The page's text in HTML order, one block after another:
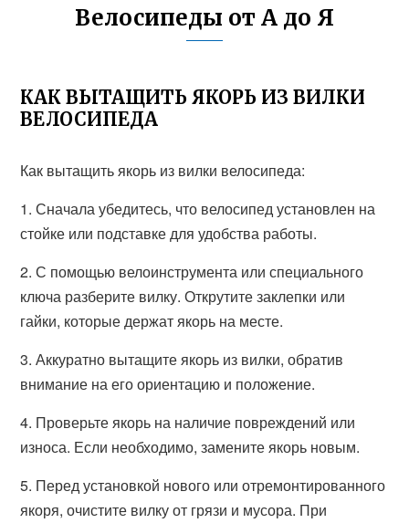
Велосипеды от А до Я
КАК ВЫТАЩИТЬ ЯКОРЬ ИЗ ВИЛКИ
ВЕЛОСИПЕДА
Как вытащить якорь из вилки велосипеда:
1. Сначала убедитесь, что велосипед установлен на
стойке или подставке для удобства работы.
2. С помощью велоинструмента или специального
ключа разберите вилку. Открутите заклепки или
гайки, которые держат якорь на месте.
3. Аккуратно вытащите якорь из вилки, обратив
внимание на его ориентацию и положение.
4. Проверьте якорь на наличие повреждений или
износа. Если необходимо, замените якорь новым.
5. Перед установкой нового или отремонтированного
якоря, очистите вилку от грязи и мусора. При